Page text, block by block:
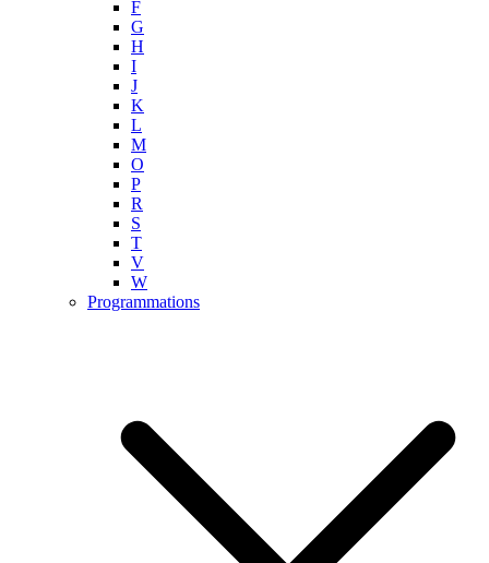
F
G
H
I
J
K
L
M
O
P
R
S
T
V
W
Programmations